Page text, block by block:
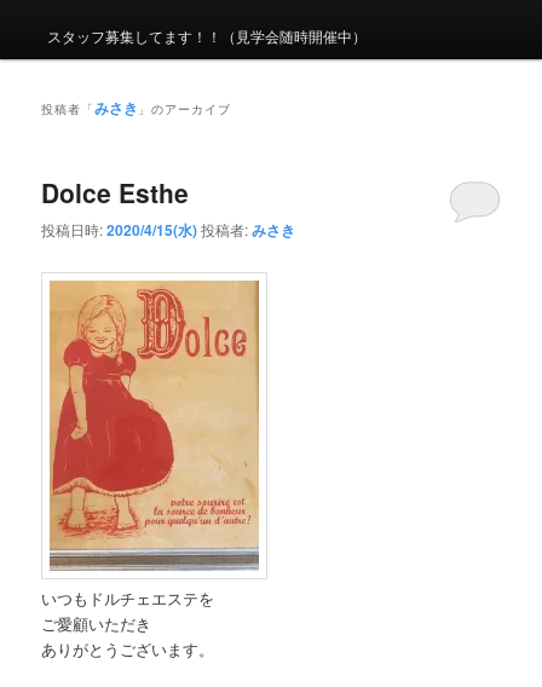
ュ
スタッフ募集してます！！（見学会随時開催中）
投稿者「みさき 」のアーカイブ
Dolce Esthe
投稿日時:2020/4/15(水)投稿者:みさき
いつもドルチェエステを
ご愛顧いただき
ありがとうございます。